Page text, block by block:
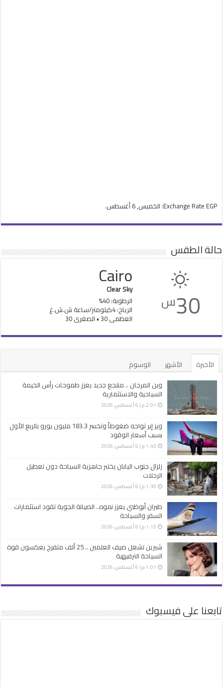
Exchange Rate EGP : الخميس, 6 أغسطس.
حالة الطقس
30س
Cairo
Clear Sky
الرطوبة: 40%
الرياح: 4كيلومتر/ساعة ش.ش.غ
العظمى 30 • الصغرى 30
الأخيرة الأشهر
الوسوم
وين المرجان .. منتجع جديد يعزز طموحات رأس الخيمة
السياحية والاستثمارية
2:01 م | 6 أغسطس، 2026
ويز إير تواجه ضغوطاً وتخسر 183.3 مليون يورو بالربع الأول
بسبب أسعار الوقود
1:45 م | 6 أغسطس، 2026
زلزال جنوب اليابان يختبر جاهزية السياحة دون تعطيل
الرحلات
1:30 م | 6 أغسطس، 2026
طيران أبوظبي يعزز نموه.. الصيانة الجوية تقود استثمارات
السفر والسياحة
1:15 م | 6 أغسطس، 2026
شيرين تشعل صيف العلمين .. 25 ألف متفرج يعكسون قوة
السياحة الترفيهية
1:01 م | 6 أغسطس، 2026
تابعنا على فيسبوك